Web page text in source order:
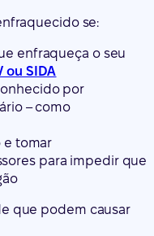
se:
enfraqueça o seu
ou SIDA
por
– como
e tomar
para impedir que
que podem causar